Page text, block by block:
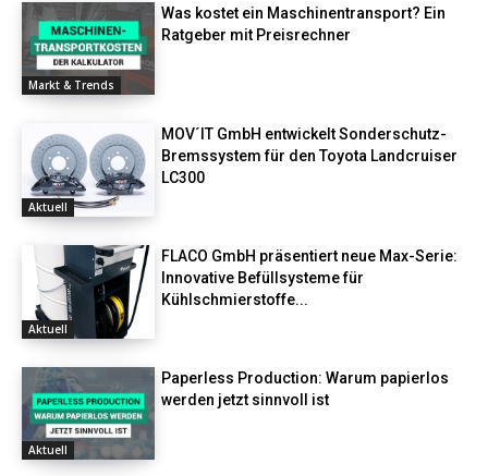
Markt & Trends
Was kostet ein Maschinentransport? Ein
Ratgeber mit Preisrechner
Aktuell
MOV´IT GmbH entwickelt Sonderschutz-
Bremssystem für den Toyota Landcruiser
LC300
Aktuell
FLACO GmbH präsentiert neue Max-Serie:
Innovative Befüllsysteme für
Kühlschmierstoffe...
Aktuell
Paperless Production: Warum papierlos
werden jetzt sinnvoll ist